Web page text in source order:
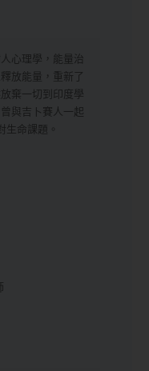
心理學，能量治
放能量，重新了
棄一切到印度學
與吉卜賽人一起
命課題。